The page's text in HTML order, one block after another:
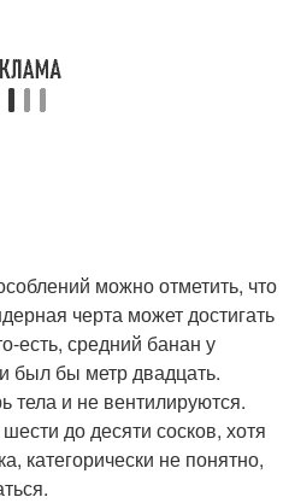
можно отметить, что
черта может достигать
есть, средний банан у
был бы метр двадцать.
тела и не вентилируются.
до десяти сосков, хотя
категорически не понятно,